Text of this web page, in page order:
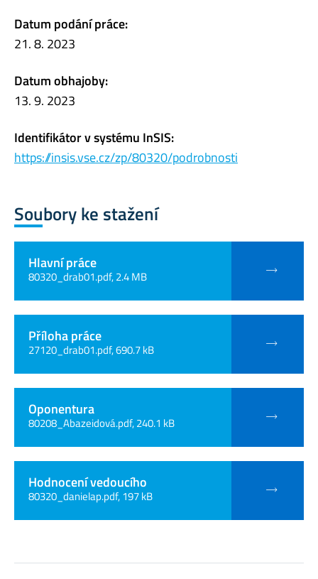
Datum podání práce:
21. 8. 2023
Datum obhajoby:
13. 9. 2023
Identifikátor v systému InSIS:
https://insis.vse.cz/zp/80320/podrobnosti
Soubory ke stažení
Hlavní práce
80320_drab01.pdf, 2.4 MB
Příloha práce
27120_drab01.pdf, 690.7 kB
Oponentura
80208_Abazeidová.pdf, 240.1 kB
Hodnocení vedoucího
80320_danielap.pdf, 197 kB